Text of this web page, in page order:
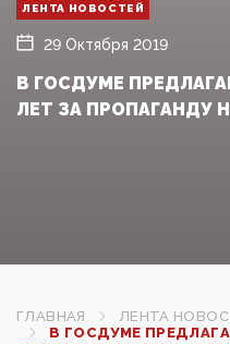
ЛЕНТА НОВОСТЕЙ
29 Октября 2019
В ГОСДУМЕ
ЛЕТ ЗА ПРОПАГАНДУ
ГЛАВНАЯ
ЛЕНТА
В ГОСДУМЕ